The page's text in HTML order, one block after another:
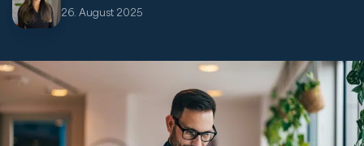
26. August 2025